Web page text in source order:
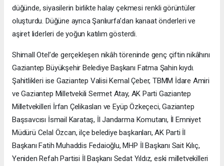
düğünde, siyasilerin birlikte halay çekmesi renkli görüntüler
oluşturdu. Düğüne ayrıca Şanlıurfa’dan kanaat önderleri ve
aşiret liderleri de yoğun katılım gösterdi.
Shimall Otel’de gerçekleşen nikâh töreninde genç çiftin nikâhını
Gaziantep Büyükşehir Belediye Başkanı Fatma Şahin kıydı.
Şahitlikleri ise Gaziantep Valisi Kemal Çeber, TBMM İdare Amiri
ve Gaziantep Milletvekili Sermet Atay, AK Parti Gaziantep
Milletvekilleri İrfan Çelikaslan ve Eyüp Özkeçeci, Gaziantep
Başsavcısı İsmail Karataş, İl Jandarma Komutanı, İl Emniyet
Müdürü Celal Özcan, ilçe belediye başkanları, AK Parti İl
Başkanı Fatih Muhaddis Fedaioğlu, MHP İl Başkanı Sait Kılıç,
Yeniden Refah Partisi İl Başkanı Sedat Yıldız, eski milletvekilleri